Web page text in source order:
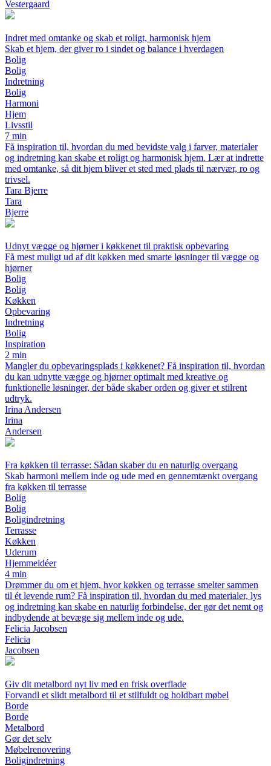
Vestergaard
Indret med omtanke og skab et roligt, harmonisk hjem
Skab et hjem, der giver ro i sindet og balance i hverdagen
Bolig
Bolig
Indretning
Bolig
Harmoni
Hjem
Livsstil
7 min
Få inspiration til, hvordan du med bevidste valg i farver, materialer
og indretning kan skabe et roligt og harmonisk hjem. Lær at indrette
med omtanke, så dit hjem bliver et sted med plads til nærvær, ro og
trivsel.
Tara Bjerre
Tara
Bjerre
Udnyt vægge og hjørner i køkkenet til praktisk opbevaring
Få mest muligt ud af dit køkken med smarte løsninger til vægge og
hjørner
Bolig
Bolig
Køkken
Opbevaring
Indretning
Bolig
Inspiration
2 min
Mangler du opbevaringsplads i køkkenet? Få inspiration til, hvordan
du kan udnytte vægge og hjørner optimalt med kreative og
funktionelle løsninger, der både skaber orden og giver et stilrent
udtryk.
Irina Andersen
Irina
Andersen
Fra køkken til terrasse: Sådan skaber du en naturlig overgang
Skab harmoni mellem inde og ude med en gennemtænkt overgang
fra køkken til terrasse
Bolig
Bolig
Boligindretning
Terrasse
Køkken
Uderum
Hjemmeidéer
4 min
Drømmer du om et hjem, hvor køkken og terrasse smelter sammen
til ét levende rum? Få inspiration til, hvordan du med materialer, lys
og indretning kan skabe en naturlig forbindelse, der gør det nemt og
indbydende at bevæge sig mellem inde og ude.
Felicia Jacobsen
Felicia
Jacobsen
Giv dit metalbord nyt liv med en frisk overflade
Forvandl et slidt metalbord til et stilfuldt og holdbart møbel
Borde
Borde
Metalbord
Gør det selv
Møbelrenovering
Boligindretning